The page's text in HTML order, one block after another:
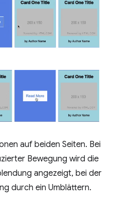
auf beiden Seiten. Bei
Bewegung wird die
angezeigt, bei der
durch ein Umblättern.